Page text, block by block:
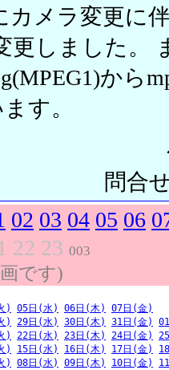
メラ変更に
更しました。
から
す。
問合
02 03 04 05 06
22 23 003
です)
) 05日(水) 06日(木)
07日(金)
) 29日(水) 30日(木) 31日(金)
) 22日(水) 23日(木) 24日(金)
) 15日(水) 16日(木) 17日(金)
) 08日(水) 09日(木) 10日(金)